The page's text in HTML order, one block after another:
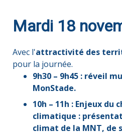
Mardi 18
Avec l'attractivité des
pour la journée.
9h30 – 9h45 : réveil
MonStade.
10h – 11h : Enjeux du
climatique :
climat de la MNT, de